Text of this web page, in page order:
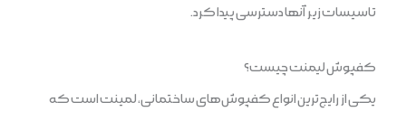
تاسیسات زیر آنها دسترسی پیدا کرد.
کفپوش لیمنت چیست؟
یکی از رایج‌ترین انواع کفپوش‌های ساختمانی، لمینت است که